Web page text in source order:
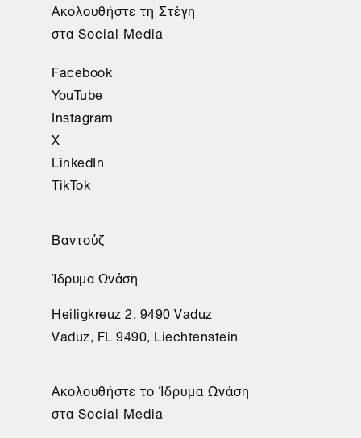
Ακολουθήστε τη Στέγη
στα Social Media
Facebook
YouTube
Instagram
X
LinkedIn
TikTok
Βαντούζ
Ίδρυμα Ωνάση
Heiligkreuz 2, 9490 Vaduz
Vaduz, FL 9490, Liechtenstein
Aκολουθήστε το Ίδρυμα Ωνάση
στα Social Media